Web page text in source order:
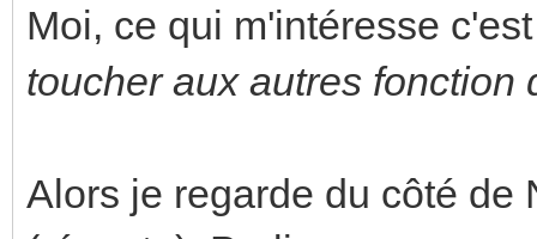
Moi, ce qui m'intéresse
toucher aux autres fonction
Alors je regarde du côté de